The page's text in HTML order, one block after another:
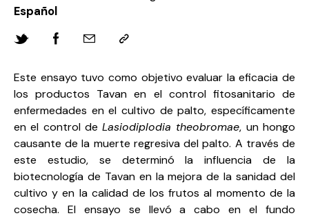
Español
Este ensayo tuvo como objetivo evaluar la eficacia de
los productos Tavan en el control fitosanitario de
enfermedades en el cultivo de palto, específicamente
en el control deLasiodiplodia theobromae, un hongo
causante de la muerte regresiva del palto. A través de
este estudio, se determinó la influencia de la
biotecnología de Tavan en la mejora de la sanidad del
cultivo y en la calidad de los frutos al momento de la
cosecha. El ensayo se llevó a cabo en el fundo